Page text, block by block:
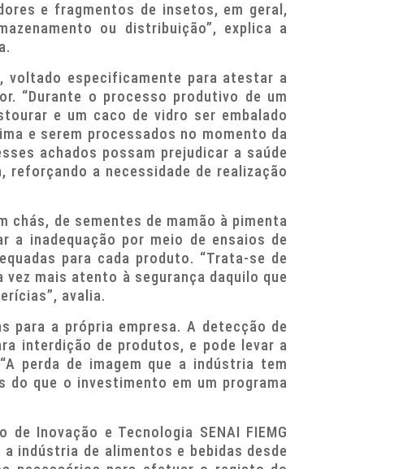
e fragmentos de insetos, em geral,
ou distribuição”, explica a
voltado especificamente para atestar a
“Durante o processo produtivo de um
e um caco de vidro ser embalado
e serem processados no momento da
achados possam prejudicar a saúde
reforçando a necessidade de realização
de sementes de mamão à pimenta
inadequação por meio de ensaios de
para cada produto. “Trata-se de
mais atento à segurança daquilo que
avalia.
para a própria empresa. A detecção de
interdição de produtos, e pode levar a
perda de imagem que a indústria tem
do que o investimento em um programa
Inovação e Tecnologia SENAI FIEMG
indústria de alimentos e bebidas desde